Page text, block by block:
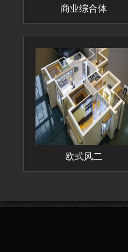
商业综合体
欧式风二